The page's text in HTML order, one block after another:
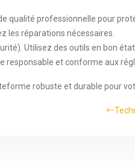
qualité professionnelle pour
les réparations nécessaires.
Utilisez des outils en bon
responsable et conforme aux
robuste et durable pour